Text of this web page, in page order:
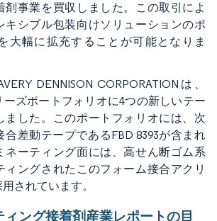
剤事業を買収しました。この取引によ
キシブル包装向けソリューションのポ
大幅に拡充することが可能となりま
DENNISON CORPORATIONは、
ーズポートフォリオに4つの新しいテー
ました。このポートフォリオには、次
合差動テープであるFBD 8393が含まれ
ネーティング面には、高せん断ゴム系
ィングされたこのフォーム接合アクリ
されています。
ング接着剤産業レポートの目